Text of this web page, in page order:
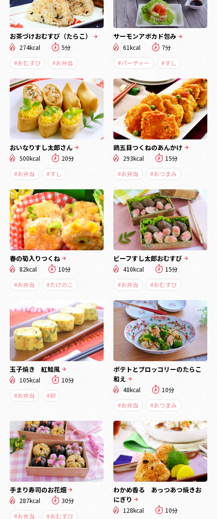
お茶づけおむすび（たらこ）
274kcal
5分
#おむすび
#お弁当
サーモンアボカド包み
61kcal
7分
#パーティー
#すし
おいなりすし太郎さん
500kcal
20分
#お弁当
#すし
鶏五目つくねのあんかけ
293kcal
15分
#お弁当
#おつまみ
春の筍入りつくね
82kcal
10分
#お弁当
#たけのこ
ビーフすし太郎おむすび
410kcal
15分
#お弁当
#おむすび
玉子焼き 紅鮭風
105kcal
10分
#お弁当
#卵
ポテトとブロッコリーのたらこ
和え
48kcal
10分
#お弁当
#おつまみ
手まり寿司のお花畑
287kcal
30分
#お弁当
#おむすび
わかめ香る あっつあつ焼きお
にぎり
128kcal 10分